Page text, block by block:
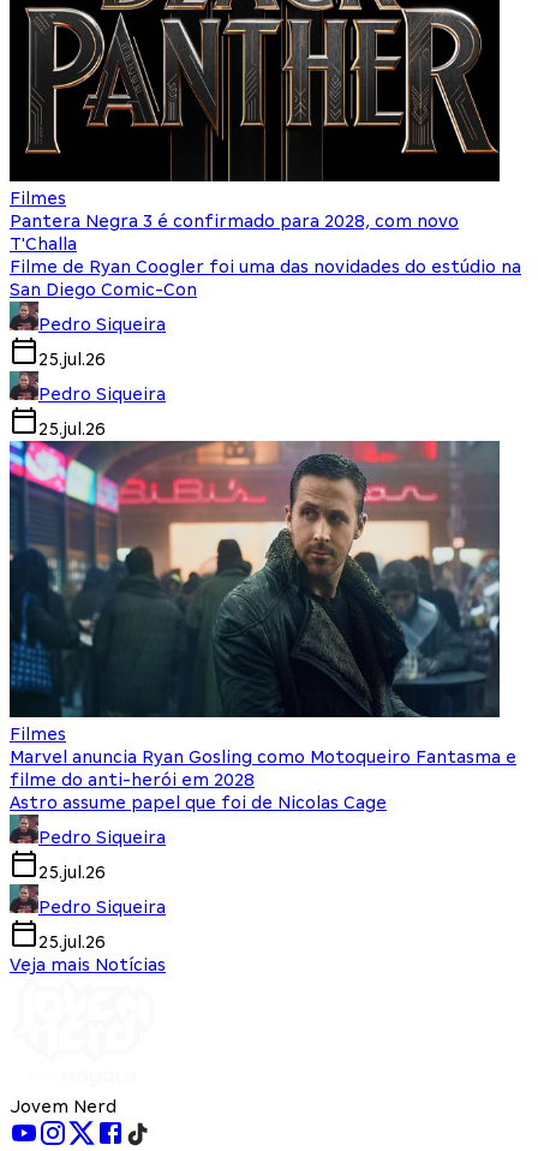
Filmes
Pantera Negra 3 é confirmado para 2028, com novo
T'Challa
Filme de Ryan Coogler foi uma das novidades do estúdio na
San Diego Comic-Con
Pedro Siqueira
25.jul.26
Pedro Siqueira
25.jul.26
Filmes
Marvel anuncia Ryan Gosling como Motoqueiro Fantasma e
filme do anti-herói em 2028
Astro assume papel que foi de Nicolas Cage
Pedro Siqueira
25.jul.26
Pedro Siqueira
25.jul.26
Veja mais Notícias
Jovem Nerd